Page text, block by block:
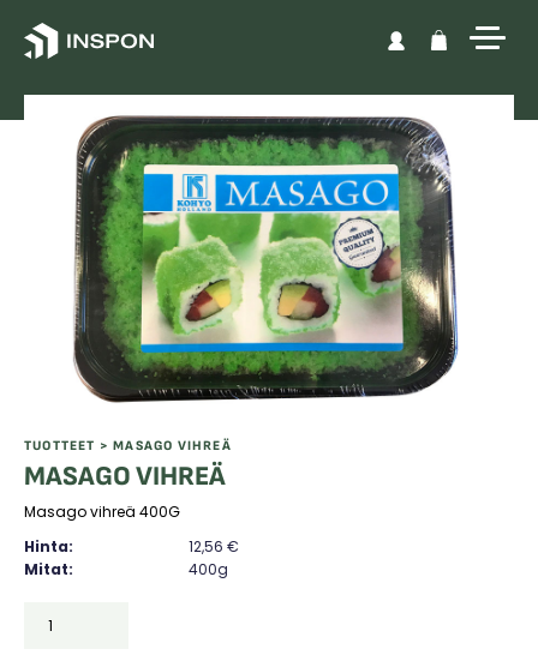
TUOTTEET > MASAGO VIHREÄ
MASAGO VIHREÄ
Masago vihreä 400G
Hinta:
12,56€
Mitat:
400g
VIHREÄ